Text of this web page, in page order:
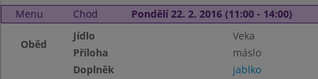
Menu Chod Pondělí 22. 2. 2016 (11:00 - 14:00)
Oběd
Jídlo
Veka
Příloha
máslo
Doplněk
jablko